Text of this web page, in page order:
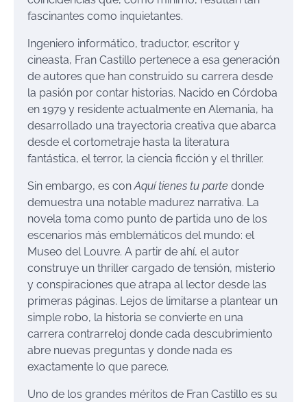
fascinantes como inquietantes.
Ingeniero informático, traductor, escritor y
cineasta, Fran Castillo pertenece a esa generación
de autores que han construido su carrera desde
la pasión por contar historias. Nacido en Córdoba
en 1979 y residente actualmente en Alemania, ha
desarrollado una trayectoria creativa que abarca
desde el cortometraje hasta la literatura
fantástica, el terror, la ciencia ficción y el thriller.
Sin embargo, es conAquí tienes tu parte donde
demuestra una notable madurez narrativa. La
novela toma como punto de partida uno de los
escenarios más emblemáticos del mundo: el
Museo del Louvre. A partir de ahí, el autor
construye un thriller cargado de tensión, misterio
y conspiraciones que atrapa al lector desde las
primeras páginas. Lejos de limitarse a plantear un
simple robo, la historia se convierte en una
carrera contrarreloj donde cada descubrimiento
abre nuevas preguntas y donde nada es
exactamente lo que parece.
Uno de los grandes méritos de Fran Castillo es su